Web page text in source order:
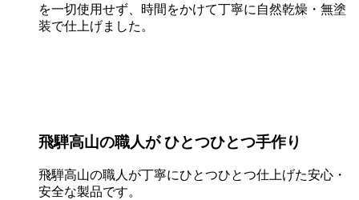
を一切使用せず、時間をかけて丁寧に自然乾燥・無塗
装で仕上げました。
飛騨高山の職人が ひとつひとつ手作り
飛騨高山の職人が丁寧にひとつひとつ仕上げた安心・
安全な製品です。